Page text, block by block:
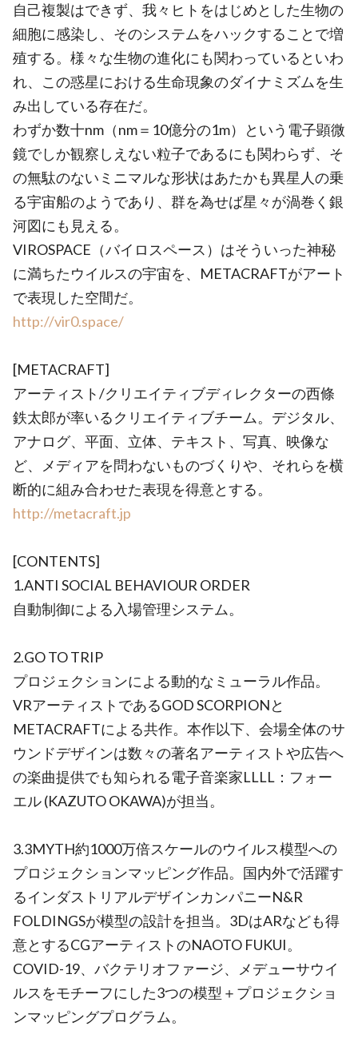
自己複製はできず、我々ヒトをはじめとした生物の
細胞に感染し、そのシステムをハックすることで増
殖する。様々な生物の進化にも関わっているといわ
れ、この惑星における生命現象のダイナミズムを生
み出している存在だ。
わずか数十nm（nm＝10億分の1m）という電子顕微
鏡でしか観察しえない粒子であるにも関わらず、そ
の無駄のないミニマルな形状はあたかも異星人の乗
る宇宙船のようであり、群を為せば星々が渦巻く銀
河図にも見える。
VIROSPACE（バイロスペース）はそういった神秘
に満ちたウイルスの宇宙を、METACRAFTがアート
で表現した空間だ。
http://vir0.space/
[METACRAFT]
アーティスト/クリエイティブディレクターの西條
鉄太郎が率いるクリエイティブチーム。デジタル、
アナログ、平面、立体、テキスト、写真、映像な
ど、メディアを問わないものづくりや、それらを横
断的に組み合わせた表現を得意とする。
http://metacraft.jp
[CONTENTS]
1.ANTI SOCIAL BEHAVIOUR ORDER
自動制御による入場管理システム。
2.GO TO TRIP
プロジェクションによる動的なミューラル作品。
VRアーティストであるGOD SCORPIONと
METACRAFTによる共作。本作以下、会場全体のサ
ウンドデザインは数々の著名アーティストや広告へ
の楽曲提供でも知られる電子音楽家LLLL：フォー
エル (KAZUTO OKAWA)が担当。
3.3MYTH約1000万倍スケールのウイルス模型への
プロジェクションマッピング作品。国内外で活躍す
るインダストリアルデザインカンパニーN&R
FOLDINGSが模型の設計を担当。3DはARなども得
意とするCGアーティストのNAOTO FUKUI。
COVID-19、バクテリオファージ、メデューサウイ
ルスをモチーフにした3つの模型＋プロジェクショ
ンマッピングプログラム。